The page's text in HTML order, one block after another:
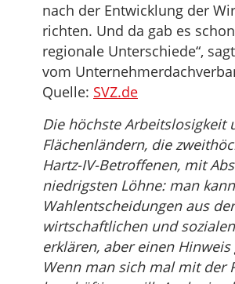
nach der Entwicklung der
richten. Und da gab es
regionale Unterschiede“,
vom
Quelle: SVZ.de
Die höchste Arbeitslosigkeit
Flächenländern, die
Hartz-IV-Betroffenen, mit
niedrigsten Löhne: man
Wahlentscheidungen aus der
wirtschaftlichen und
erklären, aber einen
Wenn man sich mal mit der